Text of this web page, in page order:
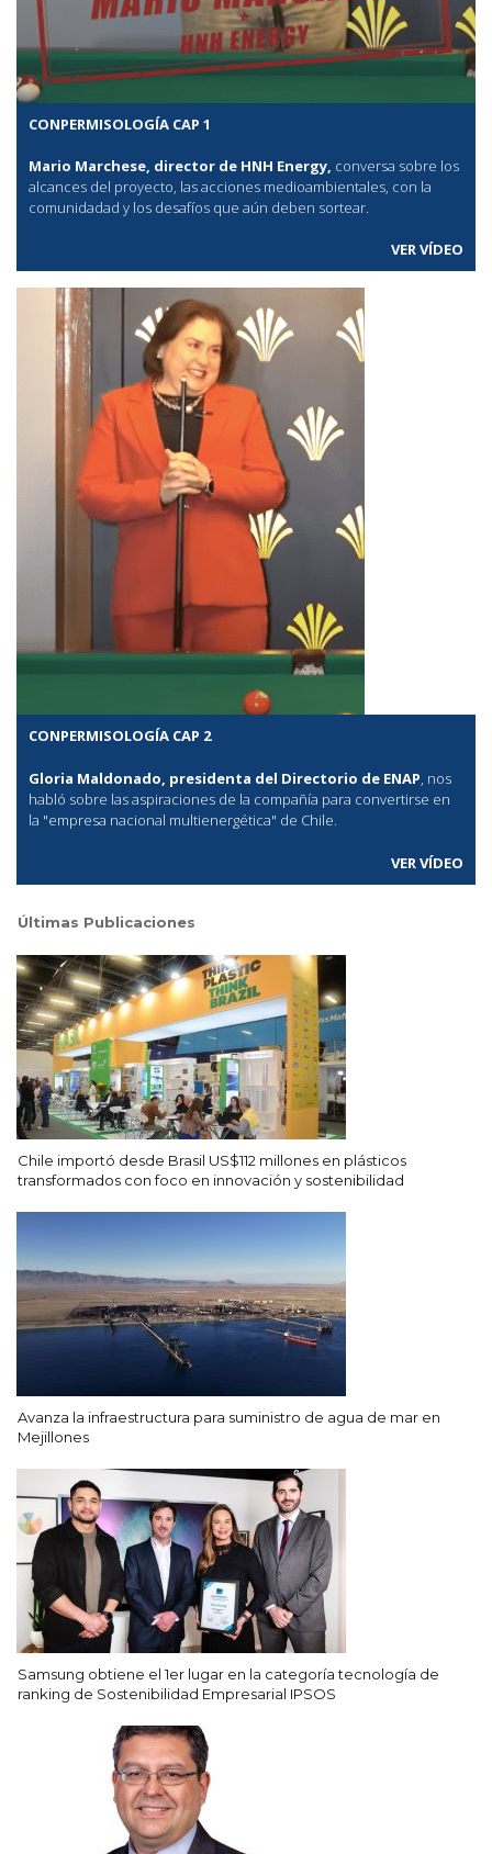
CONPERMISOLOGÍA CAP 1
Mario Marchese, director de HNH Energy, conversa sobre los
alcances del proyecto, las acciones medioambientales, con la
comunidadad y los desafíos que aún deben sortear.
VER VÍDEO
CONPERMISOLOGÍA CAP 2
Gloria Maldonado, presidenta del Directorio de ENAP , nos
habló sobre las aspiraciones de la compañía para convertirse en
la "empresa nacional multienergética" de Chile.
VER VÍDEO
Últimas Publicaciones
Chile importó desde Brasil US$112 millones en plásticos
transformados con foco en innovación y sostenibilidad
Avanza la infraestructura para suministro de agua de mar en
Mejillones
Samsung obtiene el 1er lugar en la categoría tecnología de
ranking de Sostenibilidad Empresarial IPSOS